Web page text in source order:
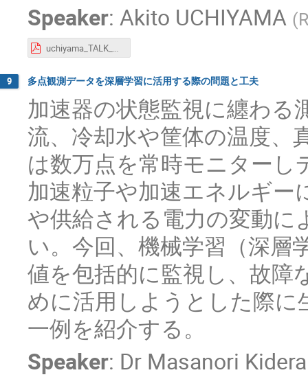
Speaker: Akito UCHIYAMA (
uchiyama_TALK_20231128.pdf
9 多点観測データを深層学習に活用する際の問題と工夫
加速器の状態監視に纏わ
流、冷却水や筐体の温度、
は数万点を常時モニター
加速粒子や加速エネルギ
や供給される電力の変動
い。今回、機械学習（深層
値を包括的に監視し、故障
めに活用しようとした際
一例を紹介する。
Speaker: Dr Masanori Kidera